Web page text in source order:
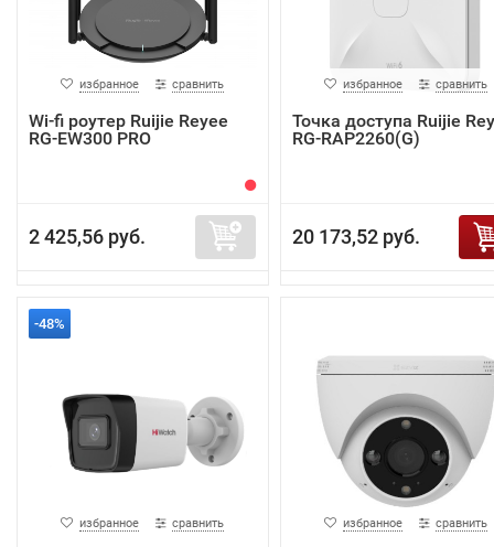
избранное сравнить
Wi-fi роутер Ruijie Reyee
RG-EW300 PRO
2 425,56 руб.
избранное сравнить
Точка доступа Ruijie
RG-RAP2260(G)
20 173,52 руб.
-48%
избранное сравнить избранное сравнить